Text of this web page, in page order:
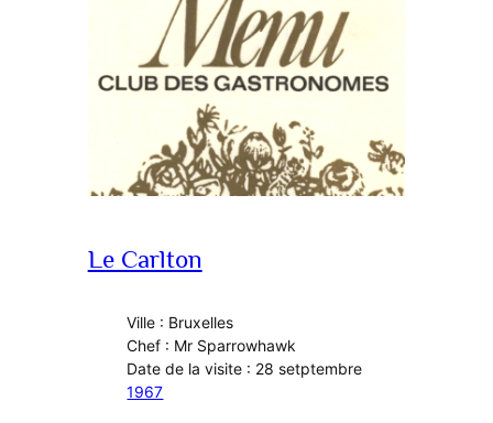
Le Carlton
Ville : Bruxelles
Chef : Mr Sparrowhawk
Date de la visite : 28 setptembre
1967